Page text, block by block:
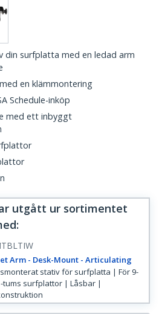
din surfplatta med en ledad arm
en klämmontering
Schedule-inköp
med ett inbyggt
utgått ur sortimentet
:
Arm - Desk-Mount - Articulating
stativ för surfplatta | För 9-
tums surfplattor | Låsbar |